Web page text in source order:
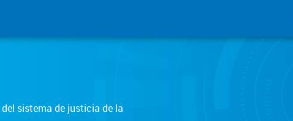
sistema de justicia de la